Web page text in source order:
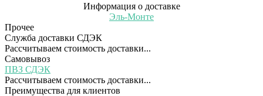
Информация о доставке
Эль-Монте
Прочее
Служба доставки СДЭК
Рассчитываем стоимость доставки...
Самовывоз
ПВЗ СДЭК
Рассчитываем стоимость доставки...
Преимущества для клиентов